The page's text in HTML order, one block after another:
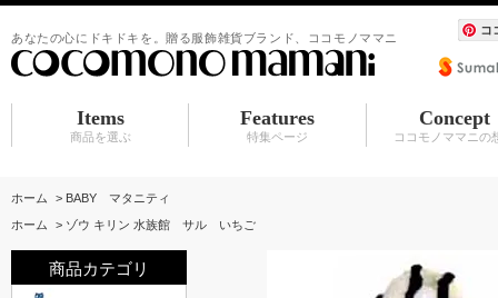
あなたの心にドキドキを。贈る服飾雑貨ブランド、ココモノママニ コ
Items
商品を選ぶ
Features
特集ページ
Concept
ココモノママニの
ホーム > BABY マタニティ
ホーム
> ゾウ キリン 水族館 サル いちご
商品カテゴリ